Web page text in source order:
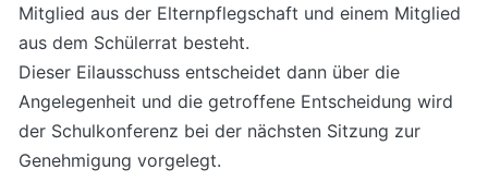
Mitglied aus der Elternpflegschaft und einem Mitglied
aus dem Schülerrat besteht.
Dieser Eilausschuss entscheidet dann über die
Angelegenheit und die getroffene Entscheidung wird
der Schulkonferenz bei der nächsten Sitzung zur
Genehmigung vorgelegt.